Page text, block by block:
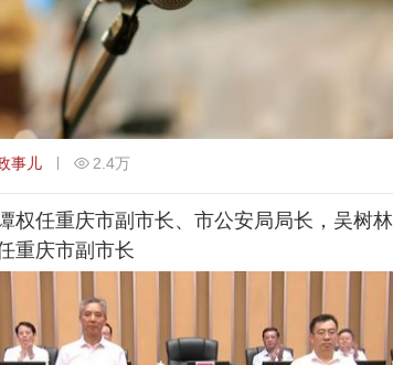
事儿 2.4万
权任重庆市副市长、市公安局局长，吴树林
重庆市副市长